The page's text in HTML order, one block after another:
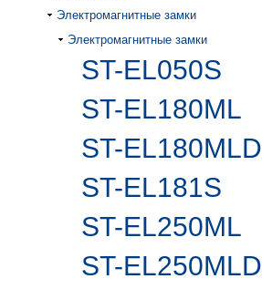
Электромагнитные замки
Электромагнитные замки
ST-EL050S
ST-EL180ML
ST-EL180MLD
ST-EL181S
ST-EL250ML
ST-EL250MLD